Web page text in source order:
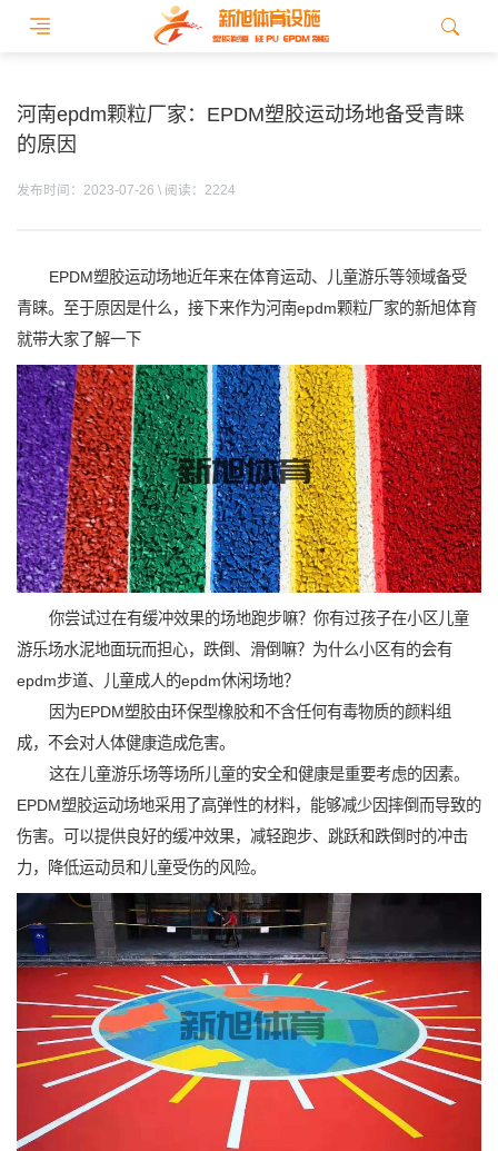
河南epdm颗粒厂家：EPDM塑胶运动场地备受青睐
的原因
发布时间：2023-07-26 \ 阅读：2224
EPDM塑胶运动场地近年来在体育运动、儿童游乐等领域备受
青睐。至于原因是什么，接下来作为河南epdm颗粒厂家的新旭体育
就带大家了解一下
你尝试过在有缓冲效果的场地跑步嘛？你有过孩子在小区儿童
游乐场水泥地面玩而担心，跌倒、滑倒嘛？为什么小区有的会有
epdm步道、儿童成人的epdm休闲场地？
因为EPDM塑胶由环保型橡胶和不含任何有毒物质的颜料组
成，不会对人体健康造成危害。
这在儿童游乐场等场所儿童的安全和健康是重要考虑的因素。
EPDM塑胶运动场地采用了高弹性的材料，能够减少因摔倒而导致的
伤害。可以提供良好的缓冲效果，减轻跑步、跳跃和跌倒时的冲击
力，降低运动员和儿童受伤的风险。